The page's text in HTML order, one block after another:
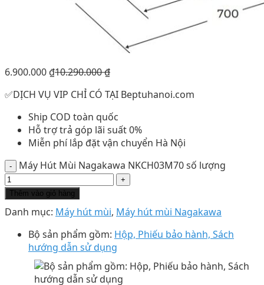
6.900.000 ₫10.290.000₫
✅DỊCH VỤ VIP CHỈ CÓ TẠI Beptuhanoi.com
Ship COD toàn quốc
Hỗ trợ trả góp lãi suất 0%
Miễn phí lắp đặt vận chuyển Hà Nội
Máy Hút Mùi Nagakawa NKCH03M70 số lượng
Thêm vào giỏ hàng
Danh mục: Máy hút mùi, Máy hút mùi Nagakawa
Bộ sản phẩm gồm: Hộp, Phiếu bảo hành, Sách
hướng dẫn sử dụng